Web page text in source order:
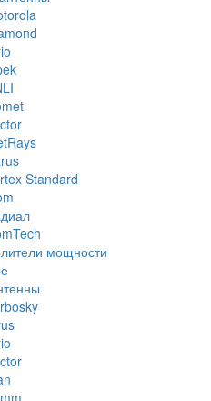
Standard
мощности